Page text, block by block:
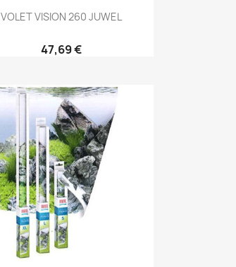
Aperçu rapide
VOLET VISION 260 JUWEL
47,69 €